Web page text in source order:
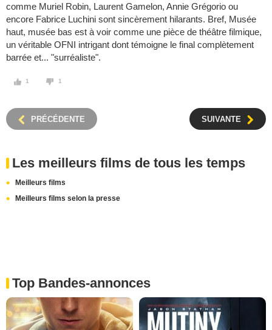
comme Muriel Robin, Laurent Gamelon, Annie Grégorio ou
encore Fabrice Luchini sont sincèrement hilarants. Bref, Musée
haut, musée bas est à voir comme une pièce de théâtre filmique,
un véritable OFNI intrigant dont témoigne le final complètement
barrée et... "surréaliste".
1 1
PRÉCÉDENTE SUIVANTE
Les meilleurs films de tous les temps
Meilleurs films
Meilleurs films selon la presse
Top Bandes-annonces